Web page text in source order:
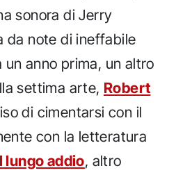
sonora di Jerry
da note di ineffabile
un anno prima, un altro
settima arte, Robert
di cimentarsi con il
con la letteratura
lungo addio, altro